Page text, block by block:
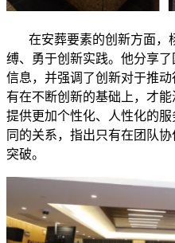
在安葬要素的创新方面，
缚、勇于创新实践。他分享
信息，并强调了创新对于推
有在不断创新的基础上，才
提供更加个性化、人性化的
同的关系，指出只有在团队
突破。